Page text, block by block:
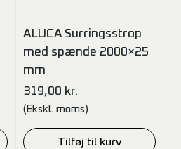
ALUCA Surringsstrop
med spænde 2000×25
mm
319,00 kr.
(Ekskl. moms)
Tilføj til kurv